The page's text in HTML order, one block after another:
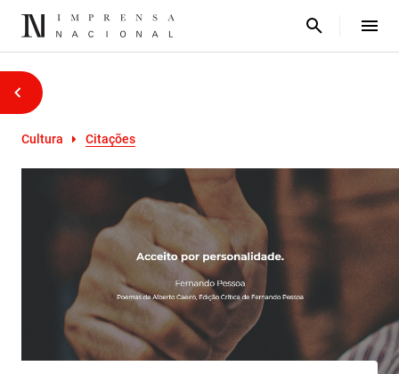
Cultura Citações